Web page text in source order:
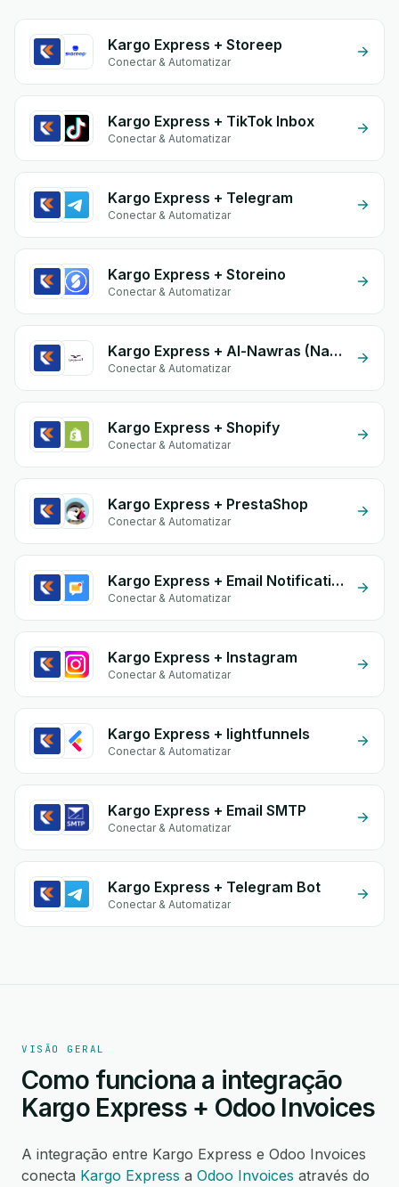
Kargo Express + Storeep
Conectar & Automatizar
Kargo Express + TikTok Inbox
Conectar & Automatizar
Kargo Express + Telegram
Conectar & Automatizar
Kargo Express + Storeino
Conectar & Automatizar
Kargo Express + Al-Nawras (Nawris)
Conectar & Automatizar
Kargo Express + Shopify
Conectar & Automatizar
Kargo Express + PrestaShop
Conectar & Automatizar
Kargo Express + Email Notifications by eGrow
Conectar & Automatizar
Kargo Express + Instagram
Conectar & Automatizar
Kargo Express + lightfunnels
Conectar & Automatizar
Kargo Express + Email SMTP
Conectar & Automatizar
Kargo Express + Telegram Bot
Conectar & Automatizar
VISÃO GERAL
Como funciona a integração
Kargo Express + Odoo Invoices
A integração entre Kargo Express e Odoo Invoices
conecta Kargo Express a Odoo Invoices através do